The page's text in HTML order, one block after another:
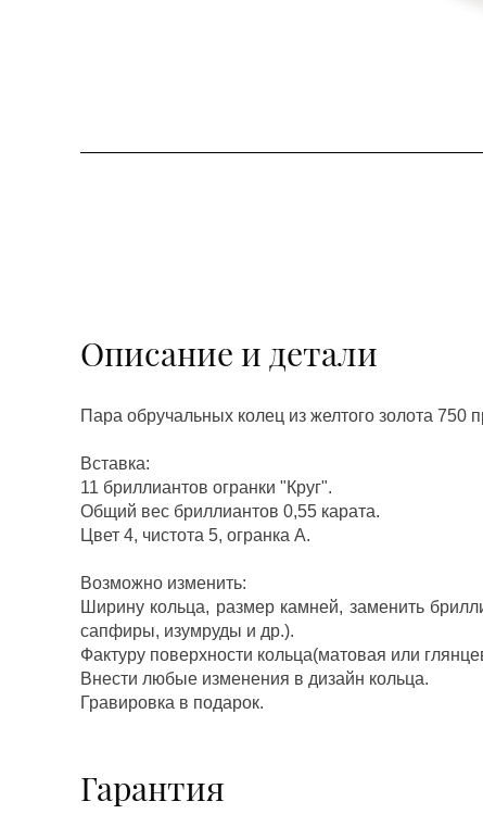
Описание и детали
Пара обручальных колец из желтого золота 750
Вставка:
11 бриллиантов огранки "Круг".
Общий вес бриллиантов 0,55 карата.
Цвет 4, чистота 5, огранка А.
Возможно изменить:
Ширину кольца, размер камней, заменить
сапфиры, изумруды и др.).
Фактуру поверхности кольца(матовая или
Внести любые изменения в дизайн кольца.
Гравировка в подарок.
Гарантия